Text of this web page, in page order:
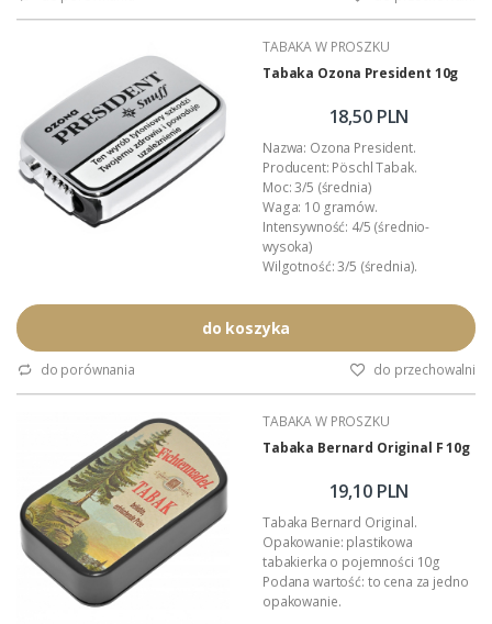
wybornej tabaki.
Producent: Poschl Tabak (Niemcy).
TABAKA W PROSZKU
Tabaka Ozona President 10g
18,50 PLN
Nazwa: Ozona President.
Producent: Pöschl Tabak.
Moc: 3/5 (średnia)
Waga: 10 gramów.
Intensywność: 4/5 (średnio-
wysoka)
Wilgotność: 3/5 (średnia).
eukaliptusa.
Przeznaczenie: tabaka do nosa.
do koszyka
do porównania do przechowalni
TABAKA W PROSZKU
Tabaka Bernard Original F 10g
19,10 PLN
Tabaka Bernard Original.
Opakowanie: plastikowa
tabakierka o pojemności 10g
Podana wartość: to cena za jedno
opakowanie.